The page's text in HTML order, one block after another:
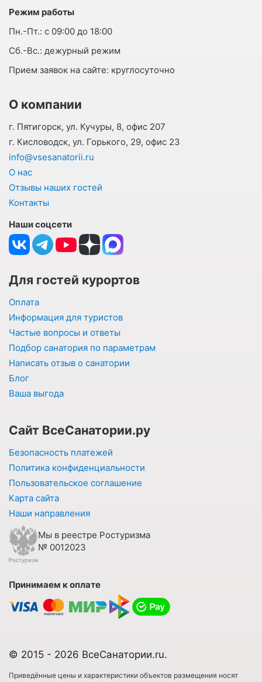
Режим работы
Пн.-Пт.: с 09:00 до 18:00
Cб.-Вс.: дежурный режим
Прием заявок на сайте: круглосуточно
О компании
г. Пятигорск, ул. Кучуры, 8, офис 207
г. Кисловодск, ул. Горького, 29, офис 23
info@vsesanatorii.ru
О нас
Отзывы наших гостей
Контакты
Наши соцсети
Для гостей курортов
Оплата
Информация для туристов
Частые вопросы и ответы
Подбор санатория по параметрам
Написать отзыв о санатории
Блог
Ваша выгода
Сайт ВсеСанатории.ру
Безопасность платежей
Политика конфиденциальности
Пользовательское соглашение
Карта сайта
Наши направления
Мы в реестре Ростуризма
№ 0012023
Принимаем к оплате
© 2015 - 2026 ВсеСанатории.ru.
Приведённые цены и характеристики объектов размещения носят